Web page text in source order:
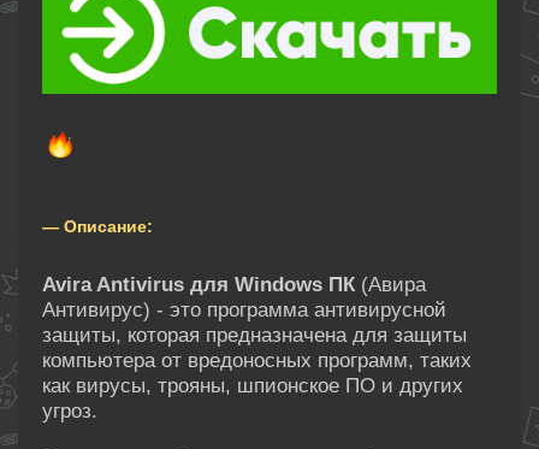
— Описание:
Avira Antivirus для Windows ПК (Авира
Антивирус) - это программа антивирусной
защиты, которая предназначена для защиты
компьютера от вредоносных программ, таких
как вирусы, трояны, шпионское ПО и других
угроз.